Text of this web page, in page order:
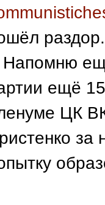
раздор.
Напомню
ещё
ЦК
за